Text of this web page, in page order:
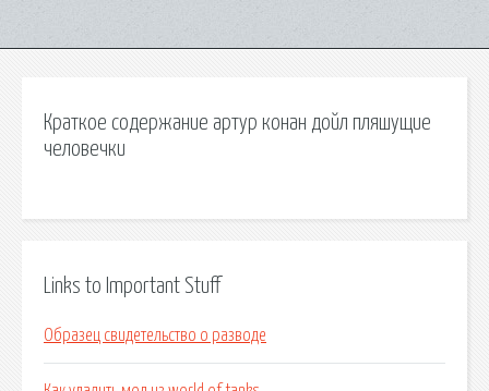
Краткое содержание артур конан дойл пляшущие
человечки
Links to Important Stuff
Образец свидетельство о разводе